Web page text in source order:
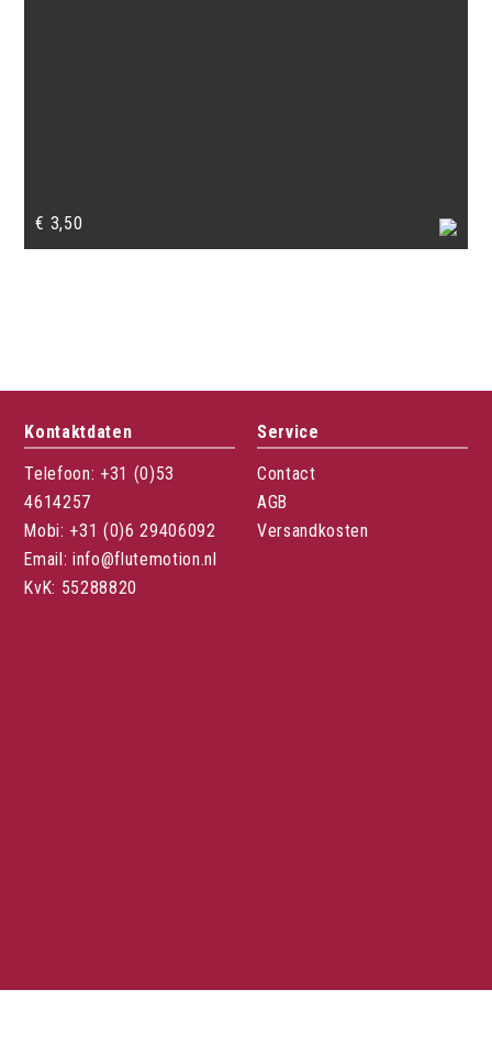
€ 3,50
Kontaktdaten
Telefoon: +31 (0)53
4614257
Mobi: +31 (0)6 29406092
Email: info@flutemotion.nl
KvK: 55288820
Service
Contact
AGB
Versandkosten